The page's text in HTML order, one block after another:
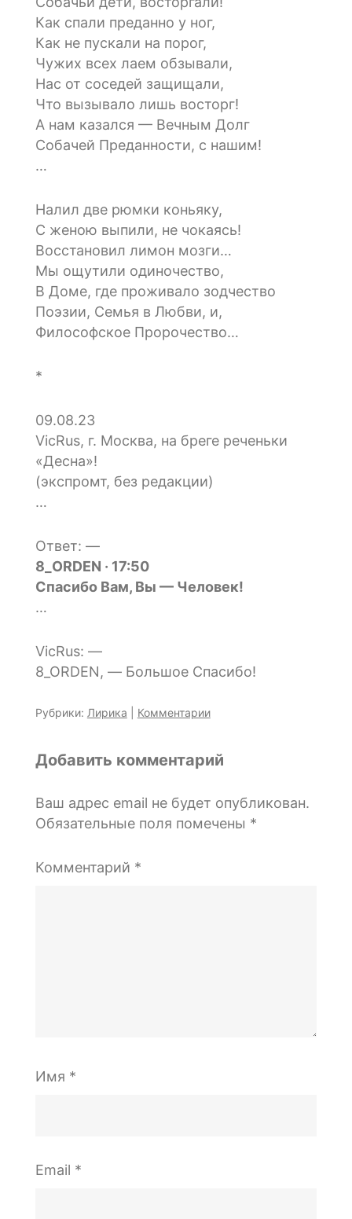
Как спали преданно у ног,
Как не пускали на порог,
Чужих всех лаем обзывали,
Нас от соседей защищали,
Что вызывало лишь восторг!
А нам казался — Вечным Долг
Собачей Преданности, с нашим!
…
Налил две рюмки коньяку,
С женою выпили, не чокаясь!
Восстановил лимон мозги…
Мы ощутили одиночество,
В Доме, где проживало зодчество
Поэзии, Семья в Любви, и,
Философское Пророчество…
*
09.08.23
VicRus, г. Москва, на бреге реченьки
«Десна»!
(экспромт, без редакции)
…
Ответ: —
8_ORDEN · 17:50
Спасибо Вам, Вы — Человек!
…
VicRus: —
8_ORDEN, — Большое Спасибо!
Рубрики: Лирика Комментарии
Добавить комментарий
Ваш адрес email не будет опубликован.
Обязательные поля помечены *
Комментарий *
Имя *
Email *